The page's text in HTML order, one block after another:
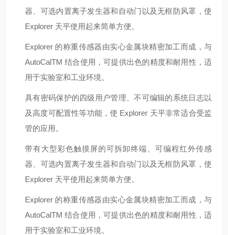
器、可选内置离子发生器和自动门以及无框防风罩，使
Explorer 天平使用起来简单方便。
Explorer 的称重传感器由实心金属块精密加工而成，与
AutoCalTM 结合使用，可提供出色的精度和耐用性，适
用于实验室和工业环境。
具有密码保护的四级用户管理、不可编辑的系统日志以
及高度可配置性等功能，使 Explorer 天平非常适合受监
管的应用。
带有大型彩色触摸屏的可拆卸终端、可编程红外传感
器、可选内置离子发生器和自动门以及无框防风罩，使
Explorer 天平使用起来简单方便。
Explorer 的称重传感器由实心金属块精密加工而成，与
AutoCalTM 结合使用，可提供出色的精度和耐用性，适
用于实验室和工业环境。